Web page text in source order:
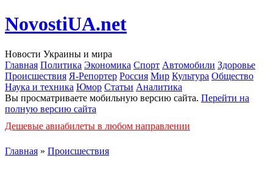
NovostiUA.net
Новости Украины и мира
Главная Политика Экономика Спорт Автомобили Здоровье
Происшествия Я-Репортер Россия Мир Культура Общество
Наука и техника Юмор Статьи Аналитика
Вы просматриваете мобильную версию сайта. Перейти на
полную версию сайта
Дешевые авиабилеты в любом направлении
Главная » Происшествия